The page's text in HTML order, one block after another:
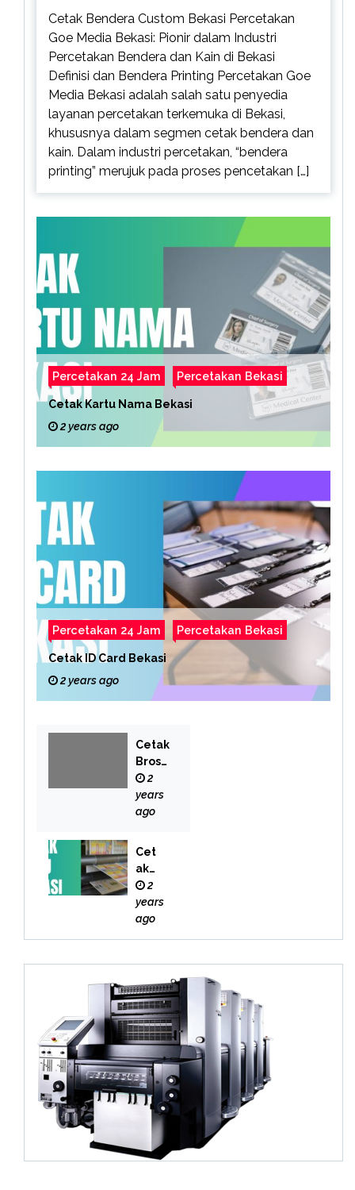
Cetak Bendera Custom Bekasi Percetakan
Goe Media Bekasi: Pionir dalam Industri
Percetakan Bendera dan Kain di Bekasi
Definisi dan Bendera Printing Percetakan Goe
Media Bekasi adalah salah satu penyedia
layanan percetakan terkemuka di Bekasi,
khususnya dalam segmen cetak bendera dan
kain. Dalam industri percetakan, “bendera
printing” merujuk pada proses pencetakan […]
Percetakan 24 Jam Percetakan Bekasi
Cetak Kartu Nama Bekasi
2 years ago
Percetakan 24 Jam Percetakan Bekasi
Cetak ID Card Bekasi
2 years ago
Cetak
Brosu
r
Bekas
i
2
years
ago
Cet
ak
Buk
u
Bek
2
years
ago